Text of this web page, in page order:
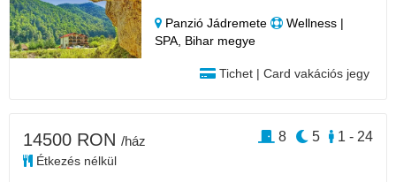
Panzió Jádremete
Wellness |
SPA, Bihar megye
Tichet | Card vakációs jegy
14500 RON /ház
Étkezés nélkül
1 - 24
5
8